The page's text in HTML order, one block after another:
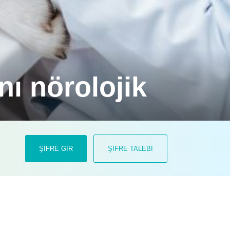
nörolojik
farkı nasıl ayırt ederiz?
ŞİFRE GİR ŞİFRE TALEBİ